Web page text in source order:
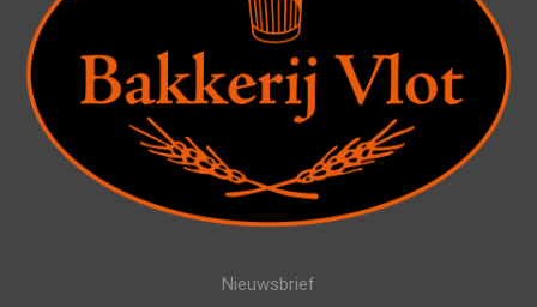
Nieuwsbrief